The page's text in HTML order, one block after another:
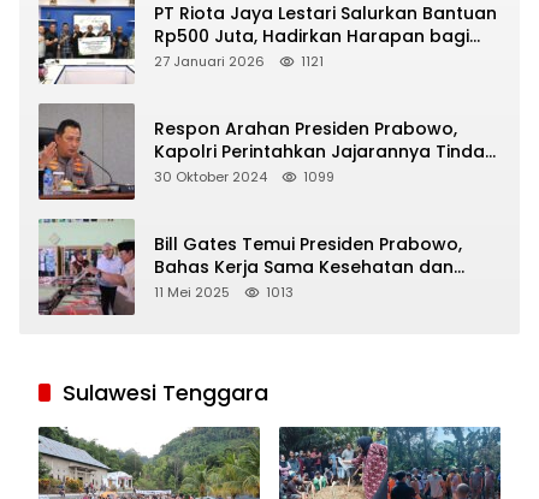
PT Riota Jaya Lestari Salurkan Bantuan
Rp500 Juta, Hadirkan Harapan bagi
Korban Bencana di Sumatera
27 Januari 2026 1121
Respon Arahan Presiden Prabowo,
Kapolri Perintahkan Jajarannya Tindak
Tegas Pelaku Judi Online
30 Oktober 2024 1099
Bill Gates Temui Presiden Prabowo,
Bahas Kerja Sama Kesehatan dan
Program Makan Bergizi Gratis
11 Mei 2025 1013
Sulawesi Tenggara